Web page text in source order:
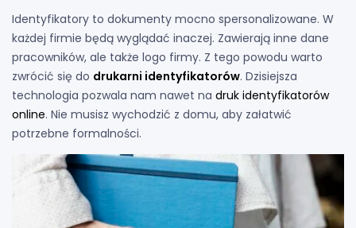
Identyfikatory to dokumenty mocno spersonalizowane. W
każdej firmie będą wyglądać inaczej. Zawierają inne dane
pracowników, ale także logo firmy. Z tego powodu warto
zwrócić się do drukarni identyfikatorów. Dzisiejsza
technologia pozwala nam nawet na druk identyfikatorów
online. Nie musisz wychodzić z domu, aby załatwić
potrzebne formalności.